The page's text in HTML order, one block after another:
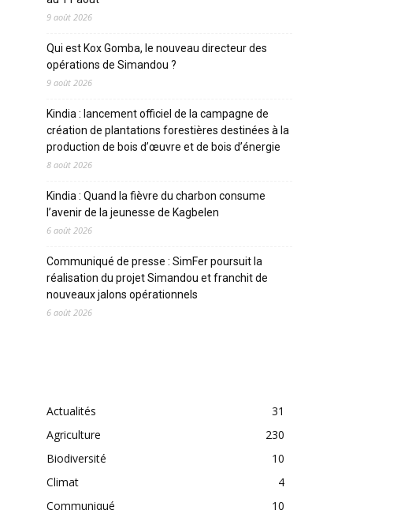
9 août 2026
Qui est Kox Gomba, le nouveau directeur des
opérations de Simandou ?
9 août 2026
Kindia : lancement officiel de la campagne de
création de plantations forestières destinées à la
production de bois d’œuvre et de bois d’énergie
8 août 2026
Kindia : Quand la fièvre du charbon consume
l’avenir de la jeunesse de Kagbelen
6 août 2026
Communiqué de presse : SimFer poursuit la
réalisation du projet Simandou et franchit de
nouveaux jalons opérationnels
6 août 2026
Actualités
31
Agriculture
230
Biodiversité
10
Climat
4
Communiqué
10